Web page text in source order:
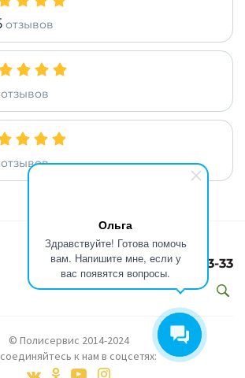
Ольга
Здравствуйте! Готова помочь
вам. Напишите мне, если у
вас появятся вопросы.
отзывов
отзывов
отзывов
8(499)301-73-33
© Полисервис 2014-2024
к нам в соцсетях: